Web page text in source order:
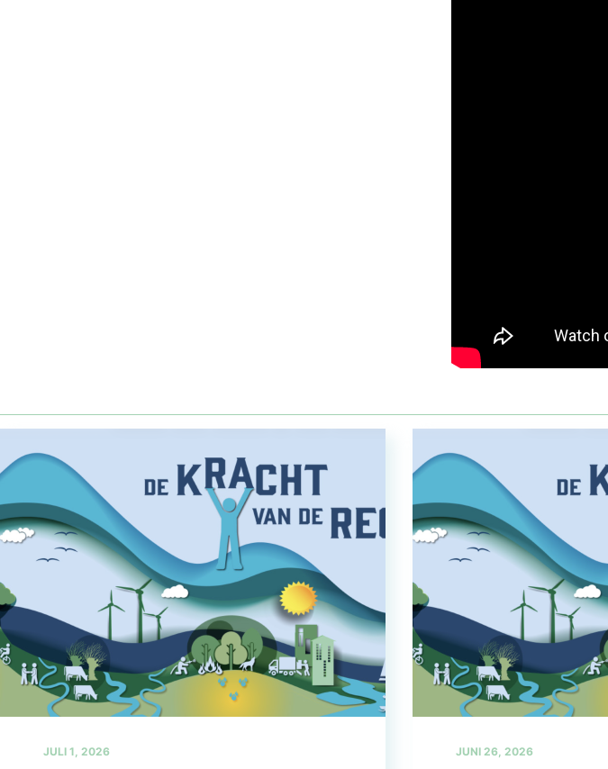
JULI 1, 2026 JUNI 26, 2026